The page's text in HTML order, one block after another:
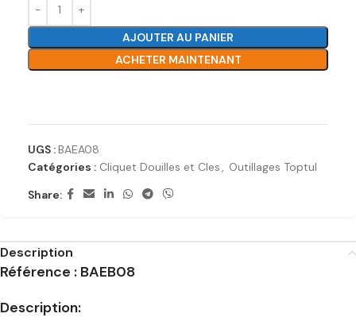
AJOUTER AU PANIER
ACHETER MAINTENANT
UGS :BAEA08
Catégories : Cliquet Douilles et Cles, Outillages Toptul
Share:
Description
Référence : BAEB08
Description: